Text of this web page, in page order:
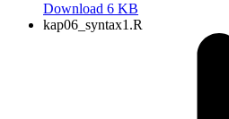
Download 6 KB
kap06_syntax1.R